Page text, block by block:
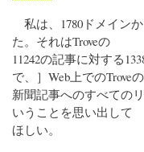
私は、1780ドメイン
た。それはTroveの
11242の記事に対する
で、］Web上でのTroveの
新聞記事へのすべての
いうことを思い出して
ほしい。